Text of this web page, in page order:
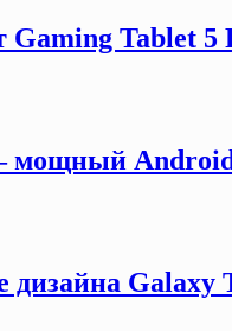
Tablet
мощный
дизайна